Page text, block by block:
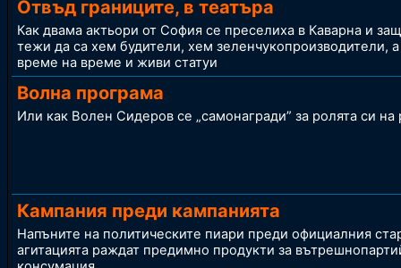
Отвъд границите, в театъра
Как двама актьори от София се преселиха в Каварна и
тежи да са хем будители, хем зеленчукопроизводители, а
време на време и живи статуи
Волна програма
Или как Волен Сидеров се „самонагради” за ролята си на
Кампания преди кампанията
Напъните на политическите пиари преди официалния
агитацията раждат предимно продукти за